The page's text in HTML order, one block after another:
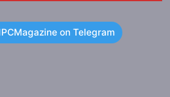
on Telegram